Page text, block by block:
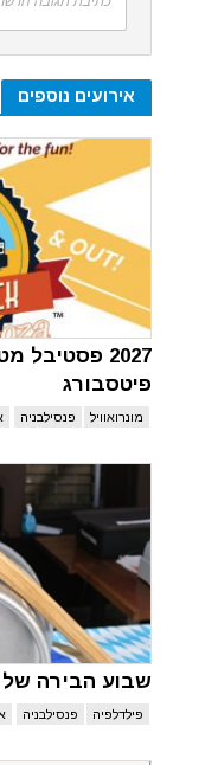
אירועים נוספים
2027
פיטסבורג
מונרואוויל פנסילבניה
שבוע הבירה של
פילדלפיה פנסילבניה